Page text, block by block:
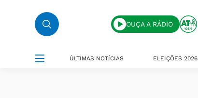
OUÇA A RÁDIO
ÚLTIMAS NOTÍCIAS ELEIÇÕES 2026